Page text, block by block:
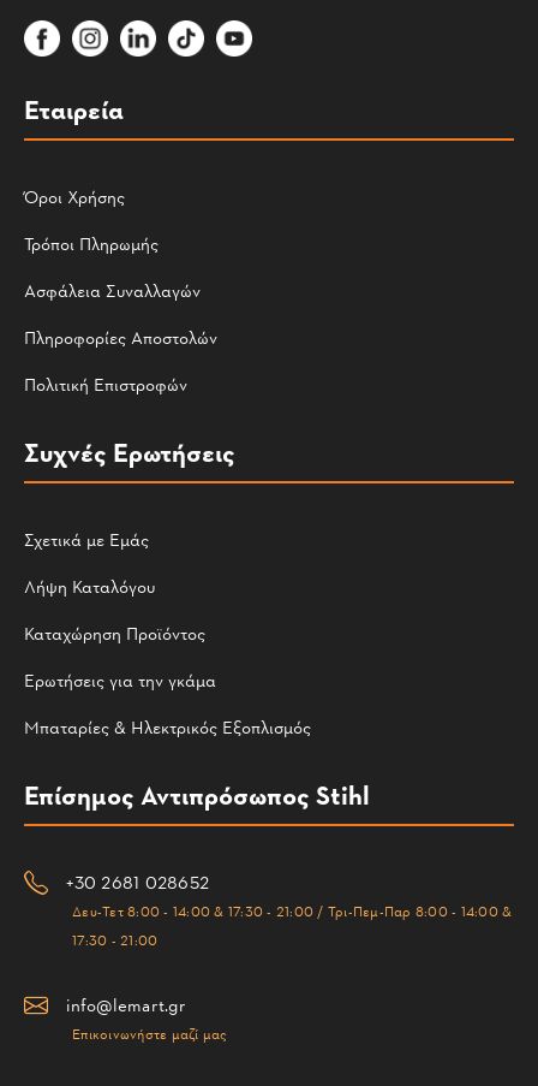
Εταιρεία
Όροι Χρήσης
Τρόποι Πληρωμής
Ασφάλεια Συναλλαγών
Πληροφορίες Αποστολών
Πολιτική Επιστροφών
Συχνές Ερωτήσεις
Σχετικά με Εμάς
Λήψη Καταλόγου
Καταχώρηση Προϊόντος
Ερωτήσεις για την γκάμα
Μπαταρίες & Ηλεκτρικός Εξοπλισμός
Επίσημος Αντιπρόσωπος Stihl
+30 2681 028652
Δευ-Τετ 8:00 - 14:00 & 17:30 - 21:00 / Τρι-Πεμ-Παρ 8:00 - 14:00 &
17:30 - 21:00
info@lemart.gr
Επικοινωνήστε μαζί μας